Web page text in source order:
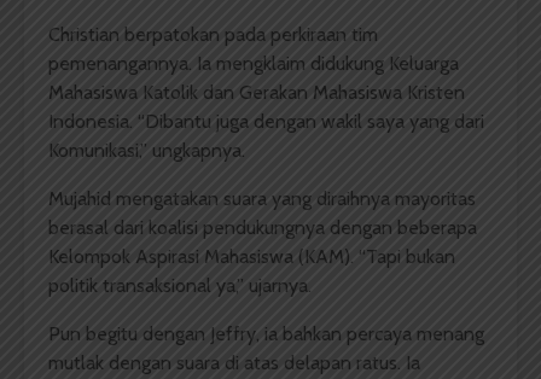
Christian berpatokan pada perkiraan tim
pemenangannya. Ia mengklaim didukung Keluarga
Mahasiswa Katolik dan Gerakan Mahasiswa Kristen
Indonesia. “Dibantu juga dengan wakil saya yang dari
Komunikasi,” ungkapnya.
Mujahid mengatakan suara yang diraihnya mayoritas
berasal dari koalisi pendukungnya dengan beberapa
Kelompok Aspirasi Mahasiswa (KAM). “Tapi bukan
politik transaksional ya,” ujarnya.
Pun begitu dengan Jeffry, ia bahkan percaya menang
mutlak dengan suara di atas delapan ratus. Ia